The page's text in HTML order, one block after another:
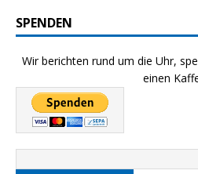
SPENDEN
Wir berichten rund um die Uhr,
einen